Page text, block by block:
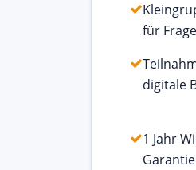
für
digitale
1 Jahr